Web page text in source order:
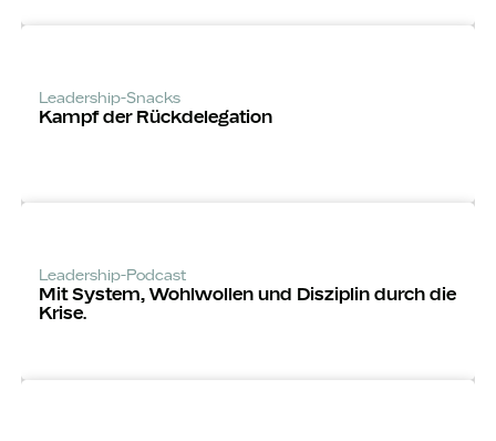
Leadership-Snacks
Kampf der Rückdelegation
Leadership-Podcast
Mit System, Wohlwollen und Disziplin durch die
Krise.